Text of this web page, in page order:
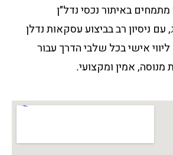
באיתור נכסי נדל״ן
ניסיון רב בביצוע עסקאות נדלן
אישי בכל שלבי הדרך עבור
מנוסה, אמין ומקצועי.